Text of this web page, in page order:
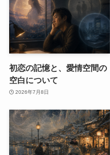
初恋の記憶と、愛情空間の
空白について
2026年7月8日